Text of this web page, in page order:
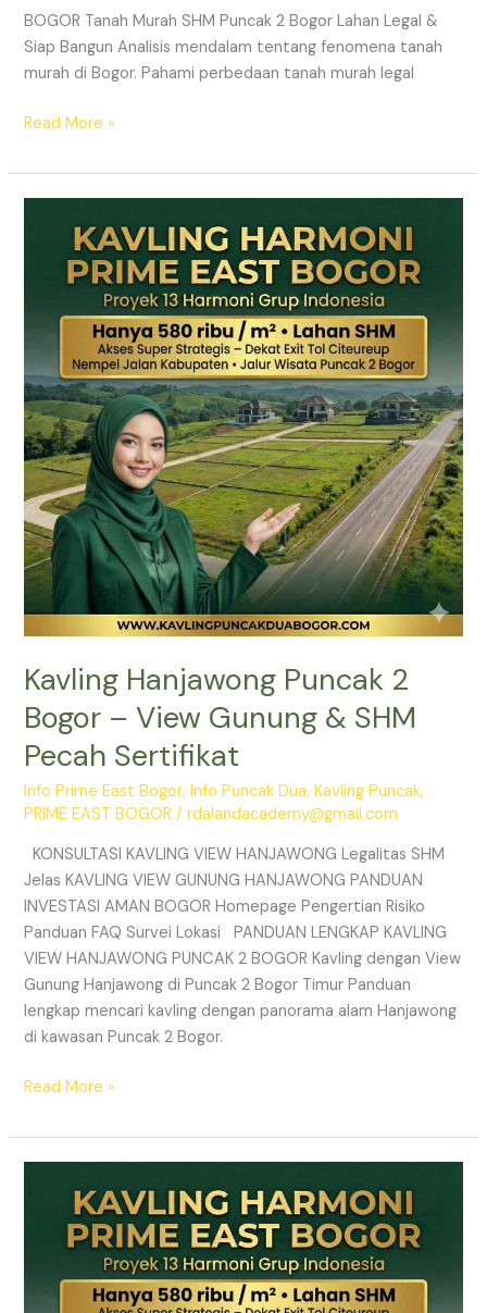
BOGOR Tanah Murah SHM Puncak 2 Bogor Lahan Legal &
Siap Bangun Analisis mendalam tentang fenomena tanah
murah di Bogor. Pahami perbedaan tanah murah legal
Read More »
Kavling Hanjawong Puncak 2
Bogor – View Gunung & SHM
Pecah Sertifikat
Info Prime East Bogor,Info Puncak Dua,Kavling Puncak,
PRIME EAST BOGOR /rdalandacademy@gmail.com
KONSULTASI KAVLING VIEW HANJAWONG Legalitas SHM
Jelas KAVLING VIEW GUNUNG HANJAWONG PANDUAN
INVESTASI AMAN BOGOR Homepage Pengertian Risiko
Panduan FAQ Survei Lokasi PANDUAN LENGKAP KAVLING
VIEW HANJAWONG PUNCAK 2 BOGOR Kavling dengan View
Gunung Hanjawong di Puncak 2 Bogor Timur Panduan
lengkap mencari kavling dengan panorama alam Hanjawong
di kawasan Puncak 2 Bogor.
Hanjawong
Puncak
Bogor
Gunung
&
SHM
Pecah
Sertifikat
Read More »
Puncak